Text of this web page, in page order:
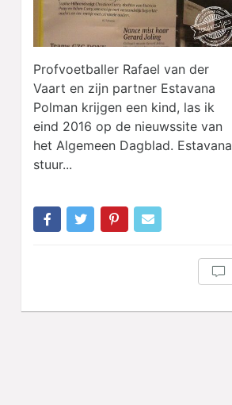
Profvoetballer Rafael van der
Vaart en zijn partner Estavana
Polman krijgen een kind, las ik
eind 2016 op de nieuwssite van
het Algemeen Dagblad. Estavana
stuur...